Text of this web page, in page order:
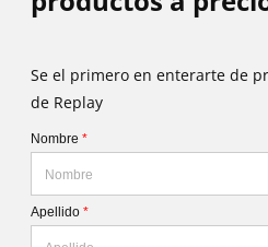
Se el primero en enterarte de
de Replay
Nombre *
Apellido *